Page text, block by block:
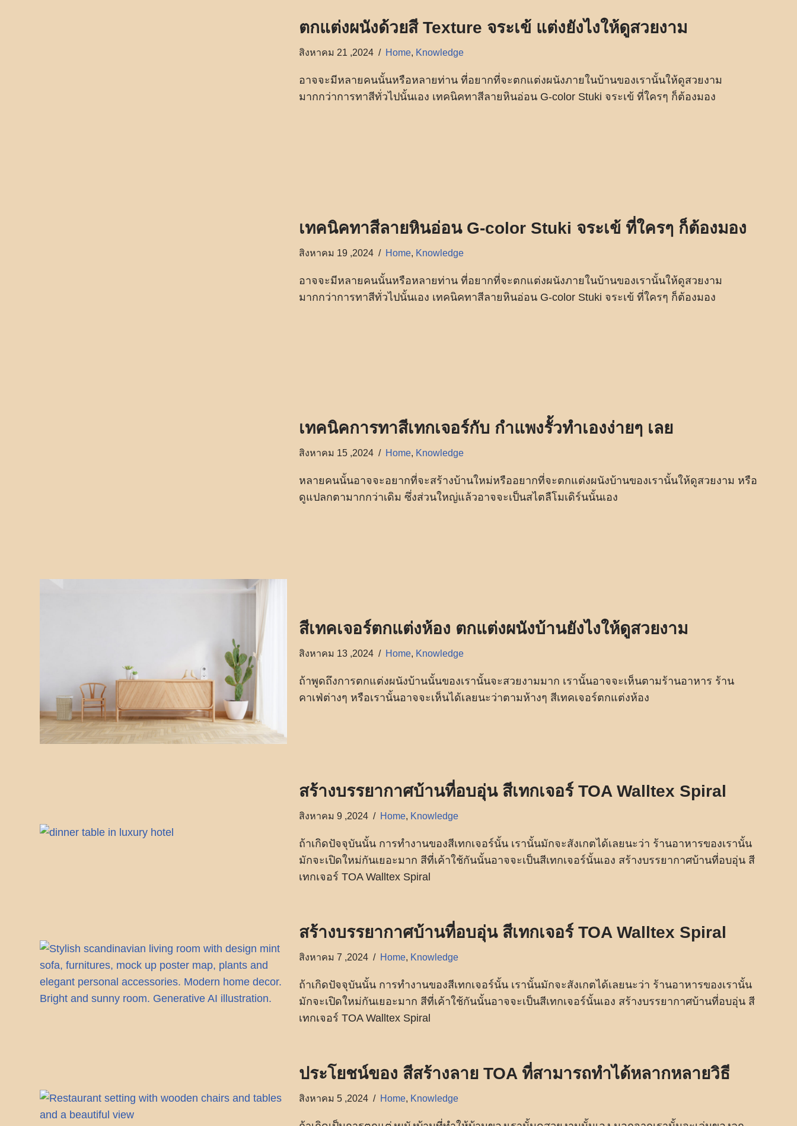
ตกแต่งผนังด้วยสี Texture จระเข้ แต่งยังไงให้ดูสวยงาม
สิงหาคม 21 ,2024 Home, Knowledge
อาจจะมีหลายคนนั้นหรือหลายท่าน ที่อยากที่จะตกแต่งผนังภายในบ้านของเรานั้นให้ดูสวยงาม
มากกว่าการทาสีทั่วไปนั้นเอง เทคนิคทาสีลายหินอ่อน G-color Stuki จระเข้ ที่ใครๆ ก็ต้องมอง
เทคนิคทาสีลายหินอ่อน G-color Stuki จระเข้ ที่ใครๆ ก็ต้องมอง
สิงหาคม 19 ,2024 Home, Knowledge
อาจจะมีหลายคนนั้นหรือหลายท่าน ที่อยากที่จะตกแต่งผนังภายในบ้านของเรานั้นให้ดูสวยงาม
มากกว่าการทาสีทั่วไปนั้นเอง เทคนิคทาสีลายหินอ่อน G-color Stuki จระเข้ ที่ใครๆ ก็ต้องมอง
เทคนิคการทาสีเทกเจอร์กับ กำแพงรั้วทำเองง่ายๆ เลย
สิงหาคม 15 ,2024 Home, Knowledge
หลายคนนั้นอาจจะอยากที่จะสร้างบ้านใหม่หรืออยากที่จะตกแต่งผนังบ้านของเรานั้นให้ดูสวยงาม หรือ
ดูแปลกตามากกว่าเดิม ซึ่งส่วนใหญ่แล้วอาจจะเป็นสไตลืโมเดิร์นนั้นเอง
สีเทคเจอร์ตกแต่งห้อง ตกแต่งผนังบ้านยังไงให้ดูสวยงาม
สิงหาคม 13 ,2024 Home, Knowledge
ถ้าพูดถึงการตกแต่งผนังบ้านนั้นของเรานั้นจะสวยงามมาก เรานั้นอาจจะเห็นตามร้านอาหาร ร้าน
คาเฟ่ต่างๆ หรือเรานั้นอาจจะเห็นได้เลยนะว่าตามห้างๆ สีเทคเจอร์ตกแต่งห้อง
สร้างบรรยากาศบ้านที่อบอุ่น สีเทกเจอร์ TOA Walltex Spiral
สิงหาคม 9 ,2024 Home, Knowledge
ถ้าเกิดปัจจุบันนั้น การทำงานของสีเทกเจอร์นั้น เรานั้นมักจะสังเกตได้เลยนะว่า ร้านอาหารของเรานั้น
มักจะเปิดใหม่กันเยอะมาก สีที่เค้าใช้กันนั้นอาจจะเป็นสีเทกเจอร์นั้นเอง สร้างบรรยากาศบ้านที่อบอุ่น สี
เทกเจอร์ TOA Walltex Spiral
สร้างบรรยากาศบ้านที่อบอุ่น สีเทกเจอร์ TOA Walltex Spiral
สิงหาคม 7 ,2024 Home, Knowledge
ถ้าเกิดปัจจุบันนั้น การทำงานของสีเทกเจอร์นั้น เรานั้นมักจะสังเกตได้เลยนะว่า ร้านอาหารของเรานั้น
มักจะเปิดใหม่กันเยอะมาก สีที่เค้าใช้กันนั้นอาจจะเป็นสีเทกเจอร์นั้นเอง สร้างบรรยากาศบ้านที่อบอุ่น สี
เทกเจอร์ TOA Walltex Spiral
ประโยชน์ของ สีสร้างลาย TOA ที่สามารถทำได้หลากหลายวิธี
สิงหาคม 5 ,2024 Home, Knowledge